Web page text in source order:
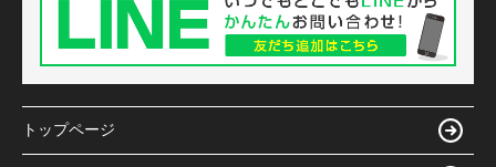
トップページ